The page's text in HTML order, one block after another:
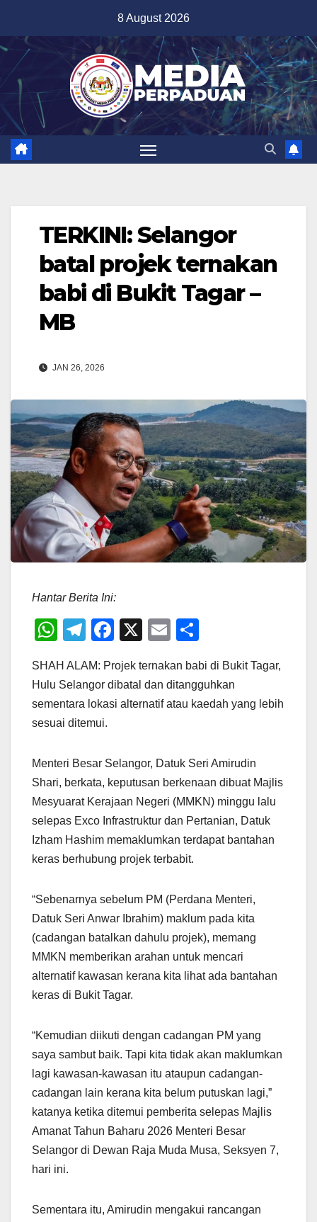
content
8 August 2026
TERKINI: Selangor
batal projek ternakan
babi di Bukit Tagar –
MB
JAN 26, 2026
Hantar Berita Ini:
W
at
s
A
p
T
e
gr
a
F
c
e
o
k
X
E
ail ar
e
SHAH ALAM: Projek ternakan babi di Bukit Tagar,
Hulu Selangor dibatal dan ditangguhkan
sementara lokasi alternatif atau kaedah yang lebih
sesuai ditemui.
Menteri Besar Selangor, Datuk Seri Amirudin
Shari, berkata, keputusan berkenaan dibuat Majlis
Mesyuarat Kerajaan Negeri (MMKN) minggu lalu
selepas Exco Infrastruktur dan Pertanian, Datuk
Izham Hashim memaklumkan terdapat bantahan
keras berhubung projek terbabit.
“Sebenarnya sebelum PM (Perdana Menteri,
Datuk Seri Anwar Ibrahim) maklum pada kita
(cadangan batalkan dahulu projek), memang
MMKN memberikan arahan untuk mencari
alternatif kawasan kerana kita lihat ada bantahan
keras di Bukit Tagar.
“Kemudian diikuti dengan cadangan PM yang
saya sambut baik. Tapi kita tidak akan maklumkan
lagi kawasan-kawasan itu ataupun cadangan-
cadangan lain kerana kita belum putuskan lagi,”
katanya ketika ditemui pemberita selepas Majlis
Amanat Tahun Baharu 2026 Menteri Besar
Selangor di Dewan Raja Muda Musa, Seksyen 7,
hari ini.
Sementara itu, Amirudin mengakui rancangan